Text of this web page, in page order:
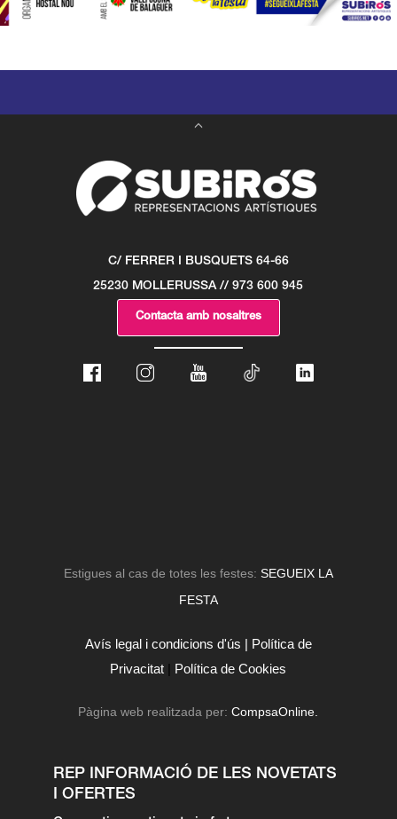
C/ FERRER I BUSQUETS 64-66
25230 MOLLERUSSA // 973 600 945
Contacta amb nosaltres
Estigues al cas de totes les festes: SEGUEIX LA
FESTA
Avís legal i condicions d'ús | Política de
Privacitat | Política de Cookies
Pàgina web realitzada per:CompsaOnline.
REP INFORMACIÓ DE LES NOVETATS
I OFERTES